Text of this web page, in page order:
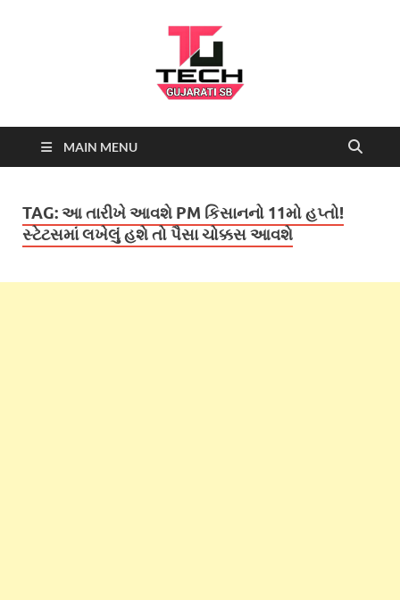
Tech
NEWS
news daily, new best tech gadgets
reviews which include mobiles,
Being a tech news site we cover …
MAIN MENU
TAG:આ તારીખે આવશે PM કિસાનનો 11મો હપ્તો!
સ્ટેટસમાં લખેલું હશે તો પૈસા ચોક્કસ આવશે